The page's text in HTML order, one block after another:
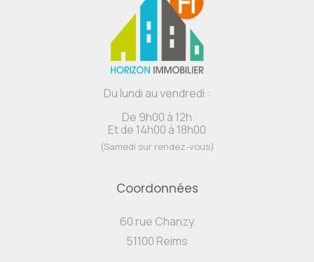
Du lundi au vendredi :
De 9h00 à 12h
Et de 14h00 à 18h00
(Samedi sur rendez-vous)
Coordonnées
60 rue Chanzy
51100 Reims